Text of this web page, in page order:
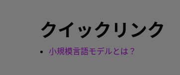
クイックリンク
小規模言語モデルとは？